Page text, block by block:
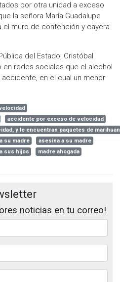
por otra unidad a exceso
la señora María Guadalupe
el muro de contención y cayera
del Estado, Cristóbal
en redes sociales que el alcohol
en el cual un menor
accidente por exceso de velocidad
y le encuentran paquetes de
su madre
asesina a su madre
sus hijos
madre ahogada
noticias en tu correo!